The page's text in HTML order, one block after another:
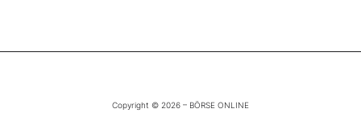
Copyright © 2026 – BÖRSE ONLINE